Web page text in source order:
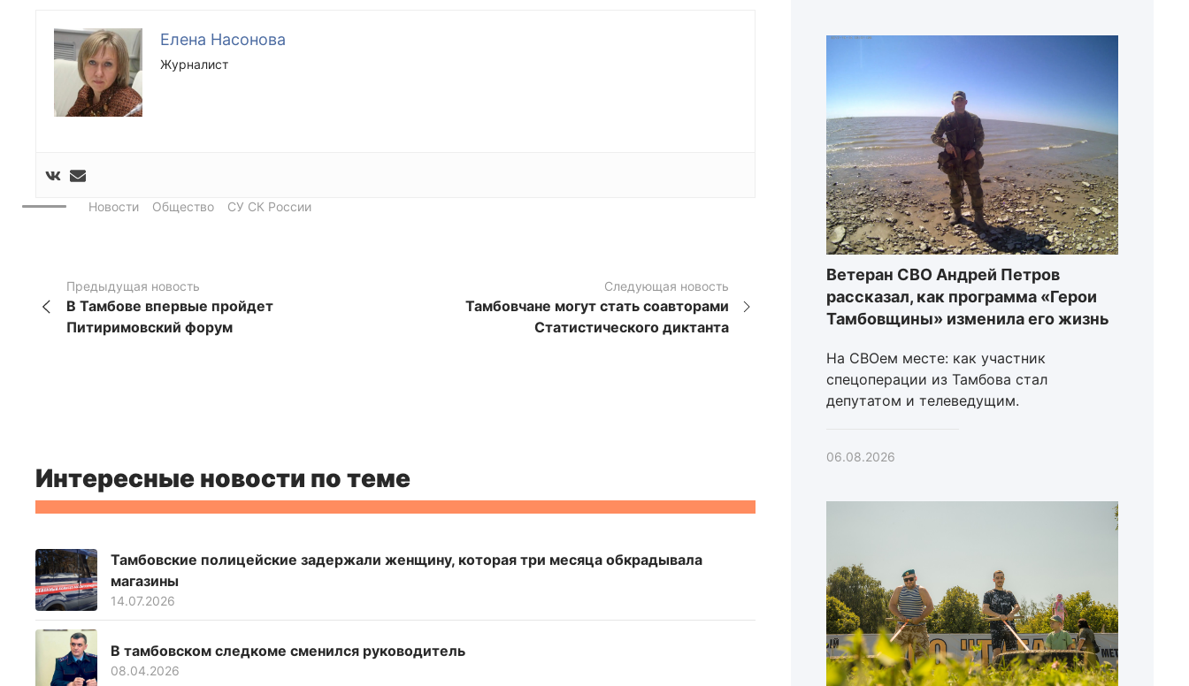
Елена Насонова
Журналист
Новости Общество СУ СК России
Предыдущая новость
В Тамбове впервые пройдет
Питиримовский форум
Следующая новость
Тамбовчане могут стать соавторами
Статистического диктанта
Интересные новости по теме
Тамбовские полицейские задержали женщину, которая три месяца обкрадывала
магазины
14.07.2026
В тамбовском следкоме сменился руководитель
08.04.2026
Ветеран СВО Андрей Петров
рассказал, как программа «Герои
Тамбовщины» изменила его жизнь
На СВОем месте: как участник
спецоперации из Тамбова стал
депутатом и телеведущим.
06.08.2026